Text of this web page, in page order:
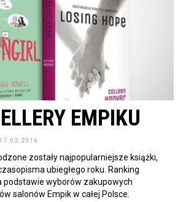
EMPIKU
zostały najpopularniejsze książki,
ubiegłego roku. Ranking
podstawie wyborów zakupowych
salonów Empik w całej Polsce.